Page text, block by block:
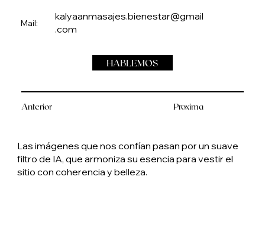
Anterior Proxima
Mail:
kalyaanmasajes.bienestar@gmail
.com
HABLEMOS
Las imágenes que nos confían pasan por un suave
filtro de IA, que armoniza su esencia para vestir el
sitio con coherencia y belleza.